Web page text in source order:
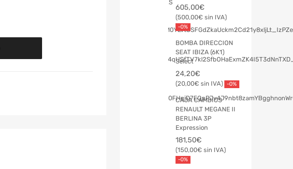
605,00€
500,00€
-0%
BOMBA DIRECCION
SEAT IBIZA (6K1)
Select
24,20€
20,00€ -0%
CAJA CAMBIOS
RENAULT MEGANE II
BERLINA 3P
Expression
181,50€
150,00€
-0%